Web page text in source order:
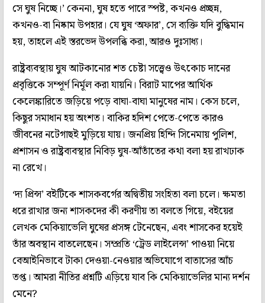
সে ঘুষ নিচ্ছে।’ কেননা, ঘুষ হতে পারে স্পষ্ট, কখনও প্রচ্ছন্ন,
কখনও-বা নিষ্কাম উপহার। যে ঘুষ ‘অফার’, সে ব্যক্তি যদি বুদ্ধিমান
হয়, তাহলে এই স্তরভেদ উপলব্ধি করা, আরও দুঃসাধ্য।
রাষ্ট্রব্যবস্থায় ঘুষ আটকানোর শত চেষ্টা সত্ত্বেও উৎকোচ দানের
প্রবৃত্তিকে সম্পূর্ণ নির্মূল করা যায়নি। বিরাট মাপের আর্থিক
কেলেঙ্কারিতে জড়িয়ে পড়ে বাঘা-বাঘা মানুষের নাম। কেস চলে,
কিছুর সমাধান হয় অংশত। বাকির হদিশ পেতে-পেতে কারও
জীবনের নটেগাছই মুড়িয়ে যায়। জনপ্রিয় হিন্দি সিনেমায় পুলিশ,
প্রশাসন ও রাষ্ট্রব্যবস্থার নিবিড় ঘুষ-আঁতাঁতের কথা বলা হয় রাখঢাক
না রেখে।
‘দ্য প্রিন্স’ বইটিকে শাসকবর্গের অদ্বিতীয় সংহিতা বলা চলে। ক্ষমতা
ধরে রাখার জন্য শাসকদের কী করণীয় তা বলতে গিয়ে, বইয়ের
লেখক মেকিয়াভেলি ঘুষের প্রসঙ্গ টেনেছেন, এবং শাসকের হয়েই
তাঁর অবস্থান বাতলেছেন। সম্প্রতি ‘ট্রেড লাইলেন্স’ পাওয়া নিয়ে
বেআইনিভাবে টাকা দেওয়া-নেওয়ার অভিযোগে বাতাসের আঁচ
তপ্ত। আমরা নীতির প্রশ্নটি এড়িয়ে যাব কি মেকিয়াভেলির মান্য দর্শন
মেনে?